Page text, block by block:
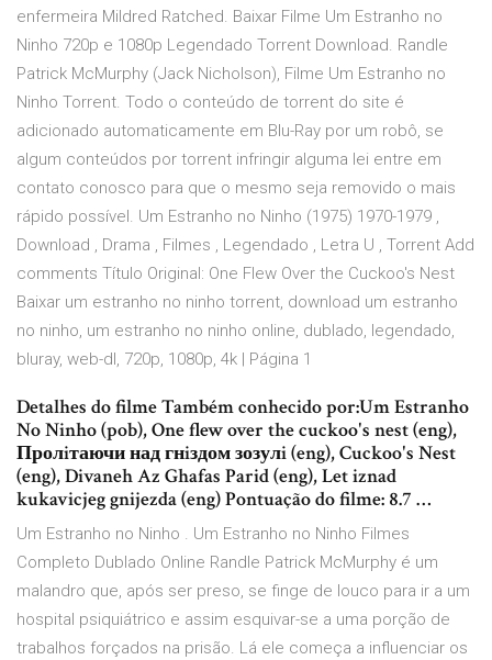
enfermeira Mildred Ratched. Baixar Filme Um Estranho no
Ninho 720p e 1080p Legendado Torrent Download. Randle
Patrick McMurphy (Jack Nicholson), Filme Um Estranho no
Ninho Torrent. Todo o conteúdo de torrent do site é
adicionado automaticamente em Blu-Ray por um robô, se
algum conteúdos por torrent infringir alguma lei entre em
contato conosco para que o mesmo seja removido o mais
rápido possível. Um Estranho no Ninho (1975) 1970-1979 ,
Download , Drama , Filmes , Legendado , Letra U , Torrent Add
comments Título Original: One Flew Over the Cuckoo's Nest
Baixar um estranho no ninho torrent, download um estranho
no ninho, um estranho no ninho online, dublado, legendado,
bluray, web-dl, 720p, 1080p, 4k | Página 1
Detalhes do filme Também conhecido por:Um Estranho
No Ninho (pob), One flew over the cuckoo's nest (eng),
Пролiтаючи над гнiздом зозулi (eng), Cuckoo's Nest
(eng), Divaneh Az Ghafas Parid (eng), Let iznad
kukavicjeg gnijezda (eng) Pontuação do filme: 8.7 …
Um Estranho no Ninho . Um Estranho no Ninho Filmes
Completo Dublado Online Randle Patrick McMurphy é um
malandro que, após ser preso, se finge de louco para ir a um
hospital psiquiátrico e assim esquivar-se a uma porção de
trabalhos forçados na prisão. Lá ele começa a influenciar os